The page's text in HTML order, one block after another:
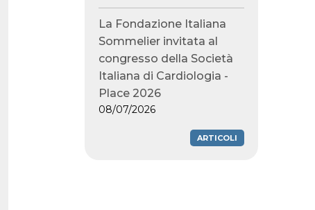
La Fondazione Italiana
Sommelier invitata al
congresso della Società
Italiana di Cardiologia -
Place 2026
08/07/2026
ARTICOLI